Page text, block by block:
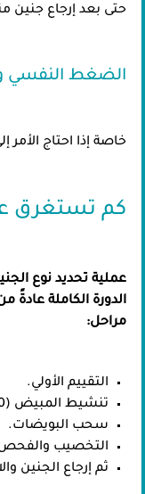
حتى بعد إرجاع
الضغط النفسي
خاصة إذا احتاج الأمر
كم تستغرق
عملية تحديد نوع
مراحل:
التقييم الأولي.
تنشيط المبيض (10-40 يوم) حسب بروتكول التنشيط.
سحب البويضات.
التخصيب والفحص
ثم إرجاع الجنين